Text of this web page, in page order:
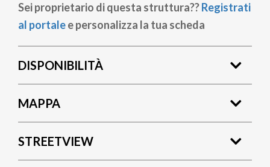
Sei proprietario di questa struttura??Registrati
al portalee personalizza la tua scheda
DISPONIBILITÀ
MAPPA
STREETVIEW